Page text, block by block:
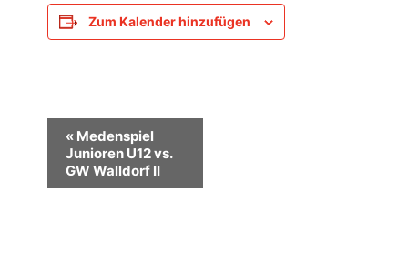
Zum Kalender hinzufügen
Veranstaltung-
Navigation
« Medenspiel
Junioren U12 vs.
GW Walldorf II